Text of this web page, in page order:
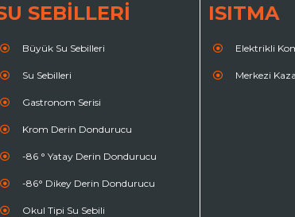
SEBİLLERİ
Büyük Su Sebilleri
Su Sebilleri
Gastronom Serisi
Krom Derin Dondurucu
-86 ° Yatay Derin Dondurucu
-86° Dikey Derin Dondurucu
Okul Tipi Su Sebili
ISITMA
Elektrikli
Merkezi